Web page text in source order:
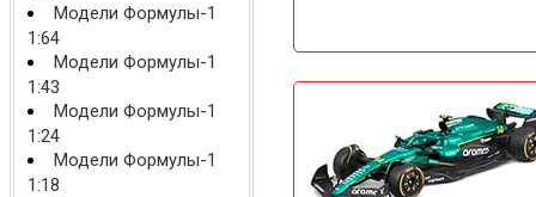
Модели Формулы-1
1:64
Модели Формулы-1
1:43
Модели Формулы-1
1:24
Модели Формулы-1
1:18